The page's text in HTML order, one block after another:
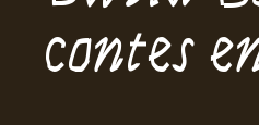
contes